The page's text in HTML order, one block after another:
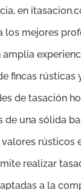
en
los mejores
amplia
fincas rústicas
de tasación
de una sólida
rústicos
realizar
a la